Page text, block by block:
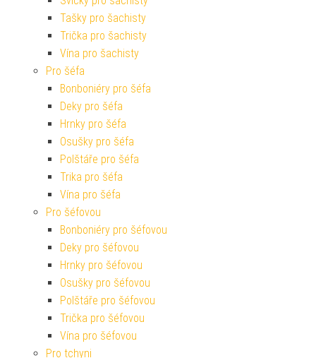
Tašky pro šachisty
Trička pro šachisty
Vína pro šachisty
Pro šéfa
Bonboniéry pro šéfa
Deky pro šéfa
Hrnky pro šéfa
Osušky pro šéfa
Polštáře pro šéfa
Trika pro šéfa
Vína pro šéfa
Pro šéfovou
Bonboniéry pro šéfovou
Deky pro šéfovou
Hrnky pro šéfovou
Osušky pro šéfovou
Polštáře pro šéfovou
Trička pro šéfovou
Vína pro šéfovou
Pro tchyni